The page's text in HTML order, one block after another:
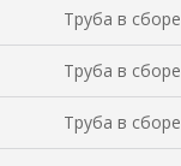
Труба в сборе
Труба в сборе
Труба в сборе